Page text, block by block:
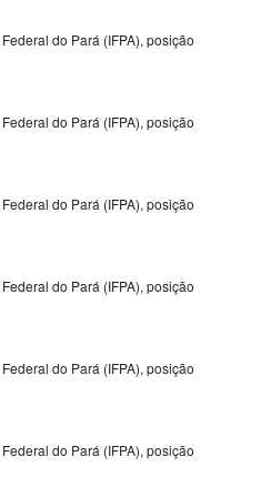
do Pará (IFPA), posição
do Pará (IFPA), posição
do Pará (IFPA), posição
do Pará (IFPA), posição
do Pará (IFPA), posição
do Pará (IFPA), posição